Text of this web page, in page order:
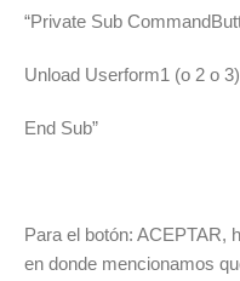
“Private Sub
Unload Userform1 (o 2 o 3)
End Sub”
Para el botón: ACEPTAR,
en donde mencionamos